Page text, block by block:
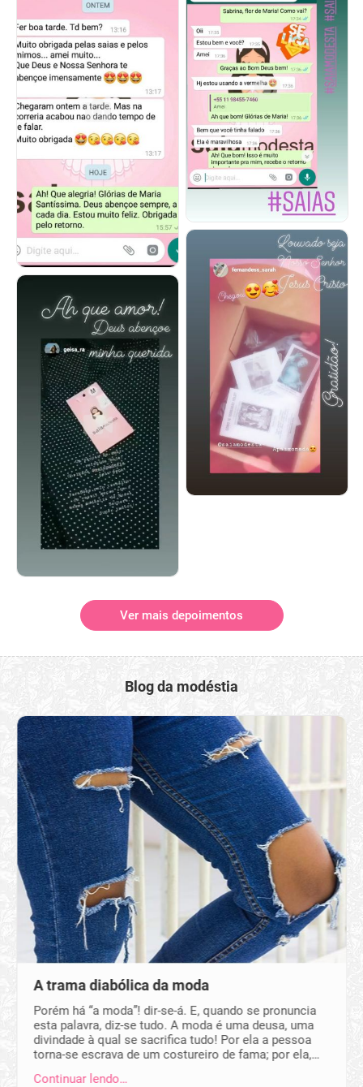
Ver mais depoimentos
Blog da modéstia
A trama diabólica da moda
Porém há “a moda”! dir-se-á. E, quando se pronuncia
esta palavra, diz-se tudo. A moda é uma deusa, uma
divindade à qual se sacrifica tudo! Por ela a pessoa
torna-se escrava de um costureiro de fama; por ela,…
Continuar lendo…